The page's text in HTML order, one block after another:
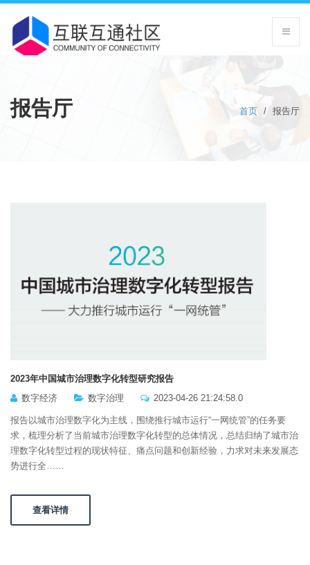
报告厅 首页 / 报告厅
2023年中国城市治理数字化转型研究报告
数字经济
数字治理 2023-04-26 21:24:58.0
报告以城市治理数字化为主线，围绕推行城市运行“一网统管”的任务要
求，梳理分析了当前城市治理数字化转型的总体情况，总结归纳了城市治
理数字化转型过程的现状特征、痛点问题和创新经验，力求对未来发展态
势进行全……
查看详情